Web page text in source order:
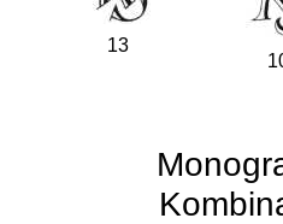
13